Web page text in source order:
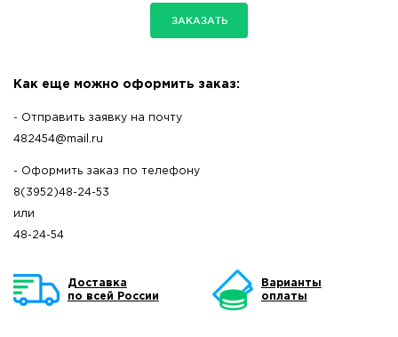
ЗАКАЗАТЬ
Как еще можно оформить заказ:
- Отправить заявку на почту
482454@mail.ru
- Оформить заказ по телефону
8(3952)48-24-53
или
48-24-54
Доставка
по всей России
Варианты
оплаты